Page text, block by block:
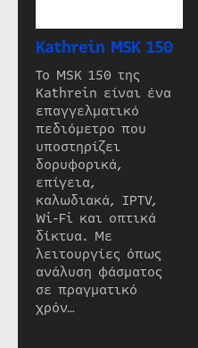
Kathrein MSK 150
Το MSK 150 της
Kathrein είναι ένα
επαγγελματικό
πεδιόμετρο που
υποστηρίζει
δορυφορικά,
επίγεια,
καλωδιακά, IPTV,
Wi-Fi και οπτικά
δίκτυα. Με
λειτουργίες όπως
ανάλυση φάσματος
σε πραγματικό
χρόν…